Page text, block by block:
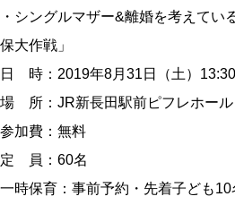
・シングルマザー&離婚を考えてい
保大作戦」
日 時：2019年8月31日（土）
場 所：JR新長田駅前ピフレホール
参加費：無料
定 員：60名
一時保育：事前予約・先着子ども10